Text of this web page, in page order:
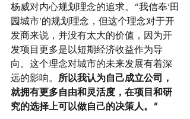
杨威对内心规划理念的追求。“我信奉‘田
园城市’的规划理念，但这个理念对于开
发商来说，并没有太大的价值，因为开
发项目更多是以短期经济收益作为导
向。这个理念对城市的未来发展有着深
远的影响。
所以我认为自己成立公司，
就拥有更多自由和灵活度，在项目和研
究的选择上可以做自己的决策人。”